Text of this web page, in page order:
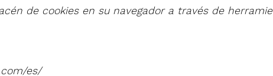
de cookies en su navegador a través de
es/